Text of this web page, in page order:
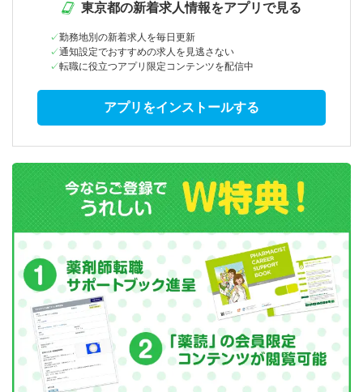
東京都の新着求人情報をアプリで見る
勤務地別の新着求人を毎日更新
通知設定でおすすめの求人を見逃さない
転職に役立つアプリ限定コンテンツを配信中
アプリをインストールする